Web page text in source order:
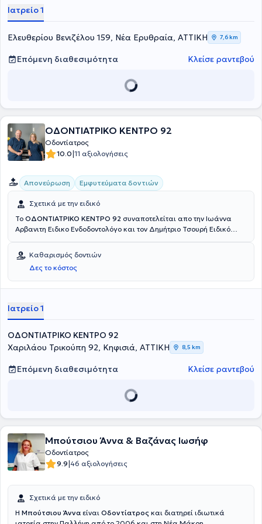
στην αισθητική οδοντιατρική, στη λεύκανση δοντιών και στη
βιολογία στόματος.
Ιατρείο 1
Ελευθερίου Βενιζέλου 159, Νέα Ερυθραία, ΑΤΤΙΚΗ 7,6 km
Επόμενη διαθεσιμότητα Κλείσε ραντεβού
ΟΔΟΝΤΙΑΤΡΙΚΟ ΚΕΝΤΡΟ 92
Οδοντίατρος
10.0|11 αξιολογήσεις
Απονεύρωση Εμφυτεύματα δοντιών
Σχετικά με την ειδικό
To ΟΔΟΝΤΙΑΤΡΙΚΟ ΚΕΝΤΡΟ 92 συναποτελείται απο την Ιωάννα
Αρβανιτη Ειδικο Ενδοδοντολόγο και τον Δημήτριο Τσουρή Ειδικό
μεταπτυχιακών τίτλων σπουδών από το ΕΚΠΑ. Στο Κέντρο
παρέχονται υπηρεσίες υψηλού επιπέδου με πρώτιστο μέλημα την
καλύτερη δυνατή εξυπηρέτηση των εξατομικευμένων αναγκών κάθε
ασθενούς.
Καθαρισμός δοντιών
Δες το κόστος
Ιατρείο 1
ΟΔΟΝΤΙΑΤΡΙΚΟ ΚΕΝΤΡΟ 92
Χαριλάου Τρικούπη 92, Κηφισιά, ΑΤΤΙΚΗ
8,5 km
Επόμενη διαθεσιμότητα Κλείσε ραντεβού
Μπούτσιου Άννα & Βαζάνας Ιωσήφ
Οδοντίατρος
9.9|46 αξιολογήσεις
Σχετικά με την ειδικό
Η Μπούτσιου Άννα είναι Οδοντίατρος και διατηρεί ιδιωτικά